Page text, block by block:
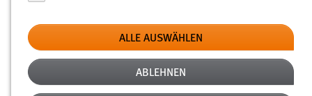
Typ
Erstellungsdatum
ALLE AUSWÄHLEN
ABLEHNEN